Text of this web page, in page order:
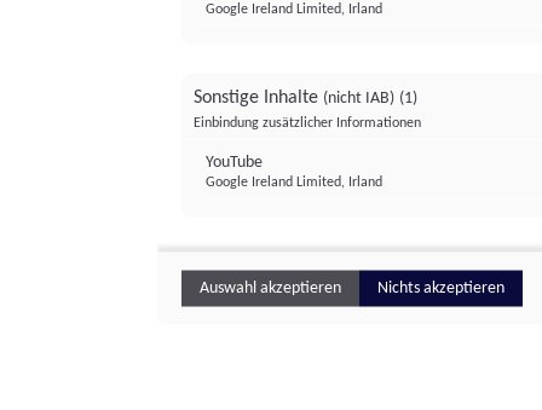
Google Ireland Limited, Irland
Sonstige Inhalte (nicht IAB) (1)
Einbindung zusätzlicher Informationen
YouTube
Google Ireland Limited, Irland
Auswahl akzeptieren Nichts akzeptieren